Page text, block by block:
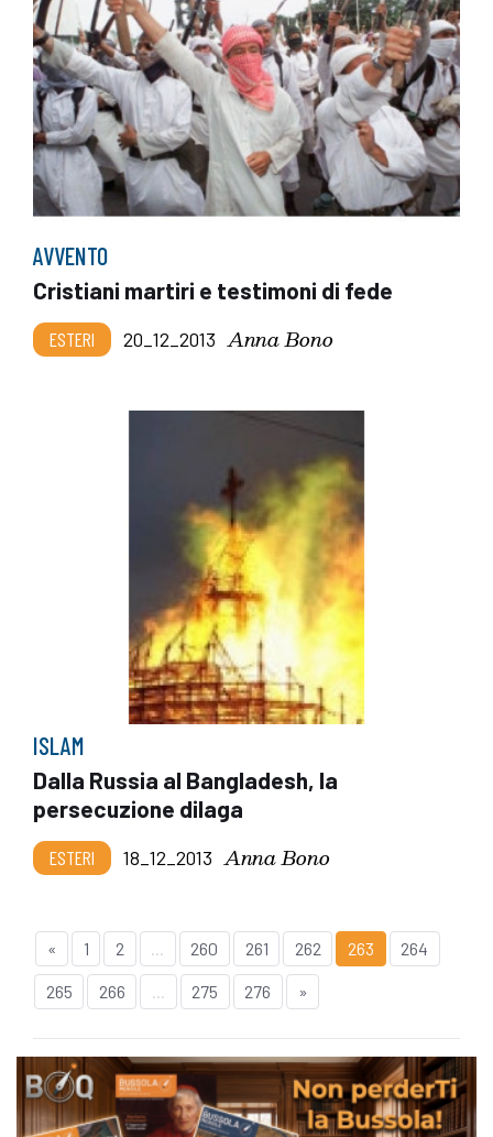
AVVENTO
Cristiani martiri e testimoni di fede
ESTERI 20_12_2013 Anna Bono
ISLAM
Dalla Russia al Bangladesh, la
persecuzione dilaga
ESTERI 18_12_2013 Anna Bono
« 1 2 ... 260 261 262 263 264
265 266 ... 275 276 »